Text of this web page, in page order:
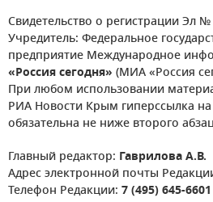
Свидетельство о регистрации Эл
Учредитель: Федеральное
предприятие Международное
«Россия сегодня» (МИА «Россия
При любом использовании
РИА Новости Крым гиперссылка
обязательна не ниже второго
Главный редактор: Гаврилова А.В.
Адрес электронной почты
Телефон Редакции: 7 (495) 645-6601